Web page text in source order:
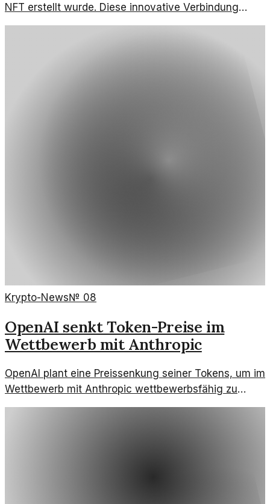
NFT erstellt wurde. Diese innovative Verbindung
zwischen Automobil und Blockchain-Technologie
Krypto-News№ 08
OpenAI senkt Token-Preise im
Wettbewerb mit Anthropic
OpenAI plant eine Preissenkung seiner Tokens, um im
Wettbewerb mit Anthropic wettbewerbsfähig zu
bleiben. Diese Maßnahme könnte weitreichende